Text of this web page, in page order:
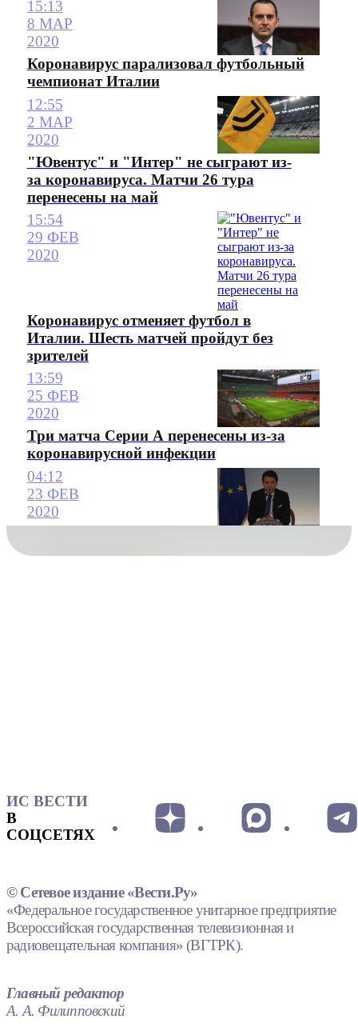
15:13
8 МАР
2020
Коронавирус парализовал футбольный
чемпионат Италии
12:55
2 МАР
2020
"Ювентус" и "Интер" не сыграют из-
за коронавируса. Матчи 26 тура
перенесены на май
15:54
29 ФЕВ
2020
Коронавирус отменяет футбол в
Италии. Шесть матчей пройдут без
зрителей
13:59
25 ФЕВ
2020
Три матча Серии А перенесены из-за
коронавирусной инфекции
04:12
23 ФЕВ
2020
ИС ВЕСТИ
В
СОЦСЕТЯХ
© Сетевое издание «Вести.Ру»
«Федеральное государственное унитарное предприятие
Всероссийская государственная телевизионная и
радиовещательная компания» (ВГТРК).
Главный редактор
А. А. Филипповский